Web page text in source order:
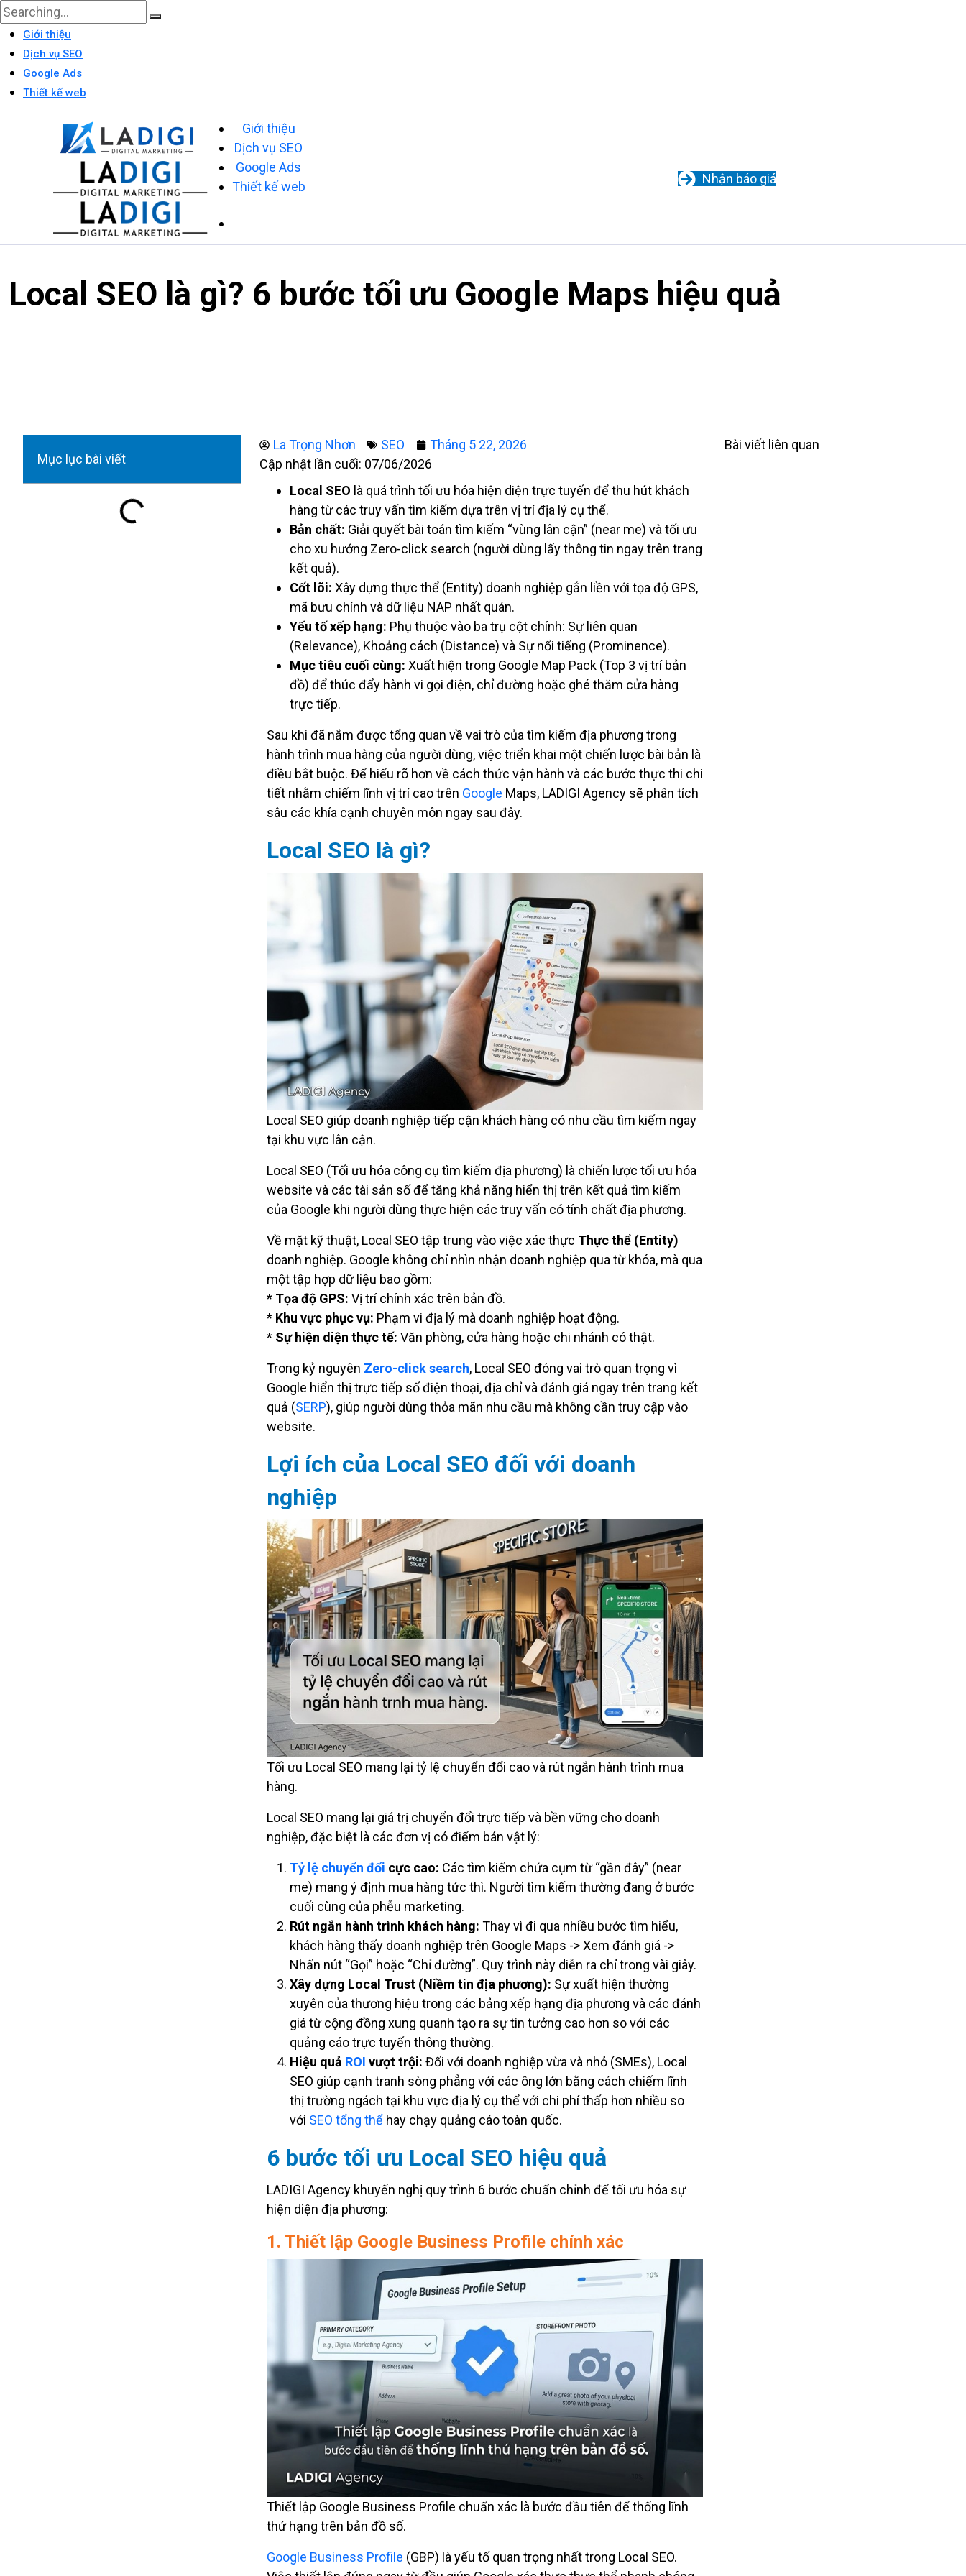
Giới thiệu
Dịch vụ SEO
Google Ads
Thiết kế web
Giới thiệu
Dịch vụ SEO
Google Ads
Thiết kế web
Nhận báo giá
Local SEO là gì? 6 bước tối ưu Google Maps hiệu quả
Mục lục bài viết
La Trọng Nhơn SEO
Tháng 5 22, 2026
Cập nhật lần cuối: 07/06/2026
Local SEO là quá trình tối ưu hóa hiện diện trực tuyến để thu hút khách
hàng từ các truy vấn tìm kiếm dựa trên vị trí địa lý cụ thể.
Bản chất: Giải quyết bài toán tìm kiếm “vùng lân cận” (near me) và tối ưu
cho xu hướng Zero-click search (người dùng lấy thông tin ngay trên trang
kết quả).
Cốt lõi: Xây dựng thực thể (Entity) doanh nghiệp gắn liền với tọa độ GPS,
mã bưu chính và dữ liệu NAP nhất quán.
Yếu tố xếp hạng: Phụ thuộc vào ba trụ cột chính: Sự liên quan
(Relevance), Khoảng cách (Distance) và Sự nổi tiếng (Prominence).
Mục tiêu cuối cùng: Xuất hiện trong Google Map Pack (Top 3 vị trí bản
đồ) để thúc đẩy hành vi gọi điện, chỉ đường hoặc ghé thăm cửa hàng
trực tiếp.
Sau khi đã nắm được tổng quan về vai trò của tìm kiếm địa phương trong
hành trình mua hàng của người dùng, việc triển khai một chiến lược bài bản là
điều bắt buộc. Để hiểu rõ hơn về cách thức vận hành và các bước thực thi chi
tiết nhằm chiếm lĩnh vị trí cao trên Google Maps, LADIGI Agency sẽ phân tích
sâu các khía cạnh chuyên môn ngay sau đây.
Local SEO là gì?
Local SEO giúp doanh nghiệp tiếp cận khách hàng có nhu cầu tìm kiếm ngay
tại khu vực lân cận.
Local SEO (Tối ưu hóa công cụ tìm kiếm địa phương) là chiến lược tối ưu hóa
website và các tài sản số để tăng khả năng hiển thị trên kết quả tìm kiếm
của Google khi người dùng thực hiện các truy vấn có tính chất địa phương.
Về mặt kỹ thuật, Local SEO tập trung vào việc xác thực Thực thể (Entity)
doanh nghiệp. Google không chỉ nhìn nhận doanh nghiệp qua từ khóa, mà qua
một tập hợp dữ liệu bao gồm:
* Tọa độ GPS: Vị trí chính xác trên bản đồ.
* Khu vực phục vụ: Phạm vi địa lý mà doanh nghiệp hoạt động.
* Sự hiện diện thực tế: Văn phòng, cửa hàng hoặc chi nhánh có thật.
Trong kỷ nguyên Zero-click search, Local SEO đóng vai trò quan trọng vì
Google hiển thị trực tiếp số điện thoại, địa chỉ và đánh giá ngay trên trang kết
quả (SERP), giúp người dùng thỏa mãn nhu cầu mà không cần truy cập vào
website.
Lợi ích của Local SEO đối với doanh
nghiệp
Tối ưu Local SEO mang lại tỷ lệ chuyển đổi cao và rút ngắn hành trình mua
hàng.
Local SEO mang lại giá trị chuyển đổi trực tiếp và bền vững cho doanh
nghiệp, đặc biệt là các đơn vị có điểm bán vật lý:
Tỷ lệ chuyển đổi cực cao: Các tìm kiếm chứa cụm từ “gần đây” (near
me) mang ý định mua hàng tức thì. Người tìm kiếm thường đang ở bước
cuối cùng của phễu marketing.
Rút ngắn hành trình khách hàng: Thay vì đi qua nhiều bước tìm hiểu,
khách hàng thấy doanh nghiệp trên Google Maps -> Xem đánh giá ->
Nhấn nút “Gọi” hoặc “Chỉ đường”. Quy trình này diễn ra chỉ trong vài giây.
Xây dựng Local Trust (Niềm tin địa phương): Sự xuất hiện thường
xuyên của thương hiệu trong các bảng xếp hạng địa phương và các đánh
giá từ cộng đồng xung quanh tạo ra sự tin tưởng cao hơn so với các
quảng cáo trực tuyến thông thường.
Hiệu quả ROI vượt trội: Đối với doanh nghiệp vừa và nhỏ (SMEs), Local
SEO giúp cạnh tranh sòng phẳng với các ông lớn bằng cách chiếm lĩnh
thị trường ngách tại khu vực địa lý cụ thể với chi phí thấp hơn nhiều so
với SEO tổng thểhay chạy quảng cáo toàn quốc.
6 bước tối ưu Local SEO hiệu quả
LADIGI Agency khuyến nghị quy trình 6 bước chuẩn chỉnh để tối ưu hóa sự
hiện diện địa phương:
1. Thiết lập Google Business Profile chính xác
Thiết lập Google Business Profile chuẩn xác là bước đầu tiên để thống lĩnh
thứ hạng trên bản đồ số.
Google Business Profile (GBP) là yếu tố quan trọng nhất trong Local SEO.
Bài viết liên quan